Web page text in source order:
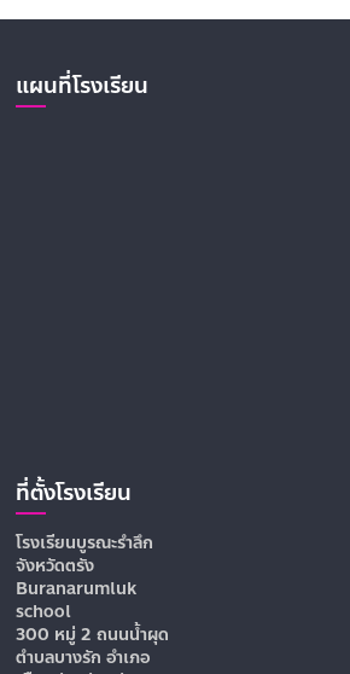
แผนที่โรงเรียน
ที่ตั้งโรงเรียน
โรงเรียนบูรณะรำลึก
จังหวัดตรัง
Buranarumluk
school
300 หมู่ 2 ถนนน้ำผุด
ตำบลบางรัก อำเภอ